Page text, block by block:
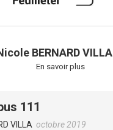
BERNARD VILLA
En savoir plus
111
VILLA octobre 2019